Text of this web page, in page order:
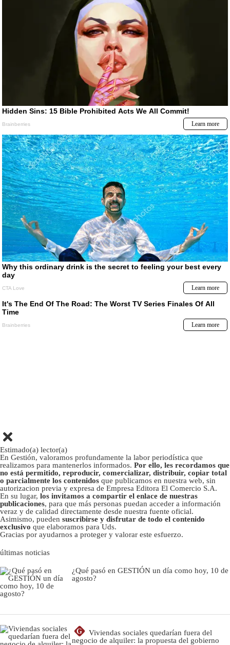
Estimado(a) lector(a)
En Gestión, valoramos profundamente la labor periodística que
realizamos para mantenerlos informados. Por ello, les recordamos que
no está permitido, reproducir, comercializar, distribuir, copiar total
o parcialmente los contenidos que publicamos en nuestra web, sin
autorizacion previa y expresa de Empresa Editora El Comercio S.A.
En su lugar, los invitamos a compartir el enlace de nuestras
publicaciones, para que más personas puedan acceder a información
veraz y de calidad directamente desde nuestra fuente oficial.
Asimismo, pueden suscribirse y disfrutar de todo el contenido
exclusivo que elaboramos para Uds.
Gracias por ayudarnos a proteger y valorar este esfuerzo.
últimas noticias
¿Qué pasó en GESTIÓN un día como hoy, 10 de
agosto?
G
Viviendas sociales quedarían fuera del
negocio de alquiler: la propuesta del gobierno